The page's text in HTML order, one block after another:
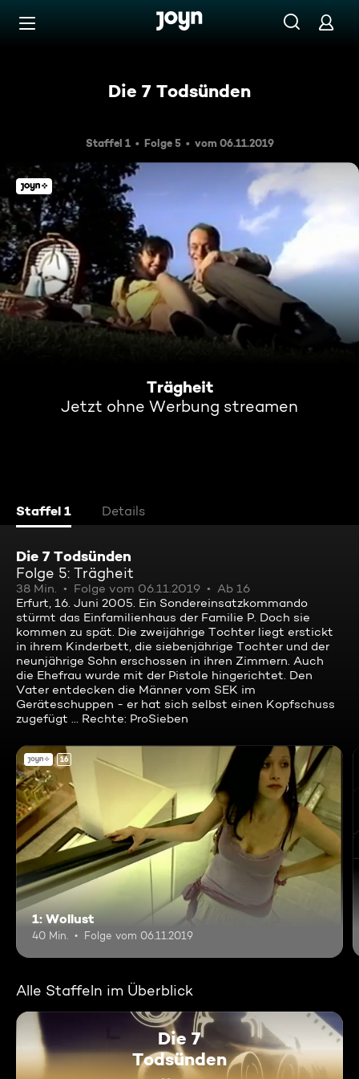
Zum Inhalt springen
Die 7 Todsünden
Staffel 1 Folge 5 vom 06.11.2019
Trägheit
Jetzt ohne Werbung streamen
Staffel 1 Details
Die 7 Todsünden
Folge 5: Trägheit
38 Min. Folge vom 06.11.2019
Ab 16
Erfurt, 16. Juni 2005. Ein Sondereinsatzkommando
stürmt das Einfamilienhaus der Familie P. Doch sie
kommen zu spät. Die zweijährige Tochter liegt erstickt
in ihrem Kinderbett, die siebenjährige Tochter und der
neunjährige Sohn erschossen in ihren Zimmern. Auch
die Ehefrau wurde mit der Pistole hingerichtet. Den
Vater entdecken die Männer vom SEK im
Geräteschuppen - er hat sich selbst einen Kopfschuss
zugefügt ... Rechte: ProSieben
16
1: Wollust
40 Min. Folge vom 06.11.2019
Alle Staffeln im Überblick
Die 7
Todsünden